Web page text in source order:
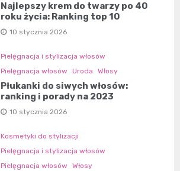
Najlepszy krem do twarzy po 40
roku życia: Ranking top 10
10 stycznia 2026
Pielęgnacja i stylizacja włosów
Pielęgnacja włosów
Uroda Włosy
Płukanki do siwych włosów:
ranking i porady na 2023
10 stycznia 2026
Kosmetyki do stylizacji
Pielęgnacja i stylizacja włosów
Pielęgnacja włosów
Włosy